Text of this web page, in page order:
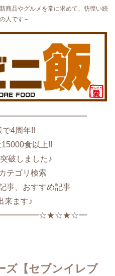
商品やグルメを常に求めて、彷徨い続
人です～
で4周年!!
食以上!!
破しました♪
テゴリ検索
事、おすすめ記事
来ます♪
ズ【セブンイレブ